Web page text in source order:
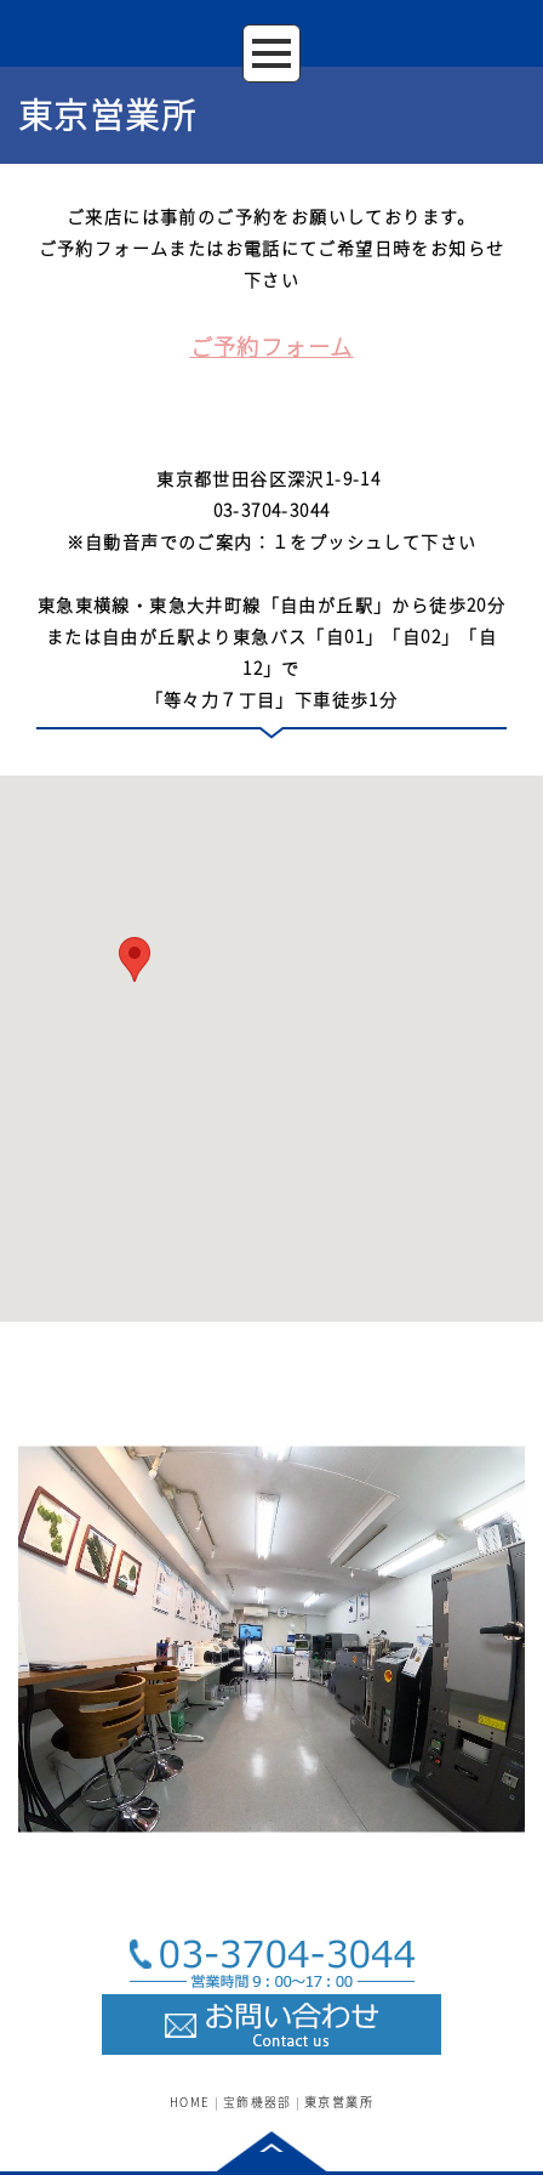
東京営業所
ご来店には事前のご予約をお願いしております。
ご予約フォームまたはお電話にてご希望日時をお知らせ
下さい
ご予約フォーム
東京都世田谷区深沢1-9-14
03-3704-3044
※自動音声でのご案内：１をプッシュして下さい
東急東横線・東急大井町線「自由が丘駅」から徒歩20分
または自由が丘駅より東急バス「自01」「自02」「自
12」で
「等々力７丁目」下車徒歩1分
HOME | 宝飾機器部 | 東京営業所